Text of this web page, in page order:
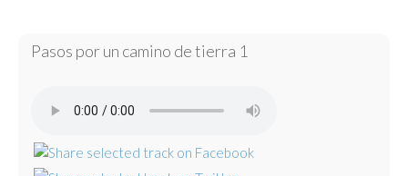
Pasos por un camino de tierra 1